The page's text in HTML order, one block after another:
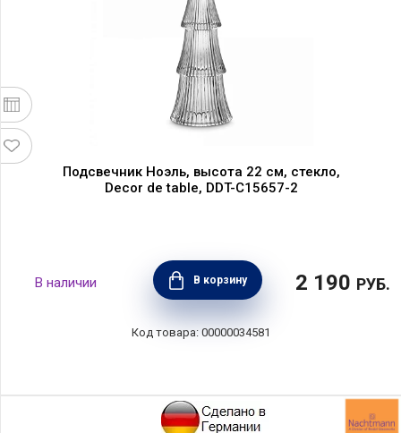
Подсвечник Ноэль, высота 22 см, стекло,
Decor de table, DDT-C15657-2
В корзину 2 190 РУБ.
00000034581